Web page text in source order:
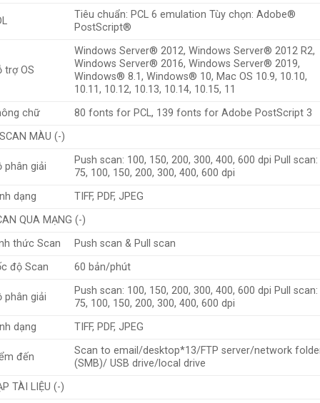
Tiêu chuẩn: PCL 6 emulation Tùy chọn: Adobe®
PostScript®
trợ OS
Windows Server® 2012, Windows Server® 2012 R2,
Windows Server® 2016, Windows Server® 2019,
Windows® 8.1, Windows® 10, Mac OS 10.9, 10.10,
10.11, 10.12, 10.13, 10.14, 10.15, 11
chữ
80 fonts for PCL, 139 fonts for Adobe PostScript 3
MÀU (-)
phân giải
Push scan: 100, 150, 200, 300, 400, 600 dpi Pull scan:
75, 100, 150, 200, 300, 400, 600 dpi
dạng
TIFF, PDF, JPEG
QUA MẠNG (-)
thức Scan
Push scan & Pull scan
độ Scan
60 bản/phút
phân giải
Push scan: 100, 150, 200, 300, 400, 600 dpi Pull scan:
75, 100, 150, 200, 300, 400, 600 dpi
dạng
TIFF, PDF, JPEG
đến
Scan to email/desktop*13/FTP server/network
(SMB)/ USB drive/local drive
TÀI LIỆU (-)